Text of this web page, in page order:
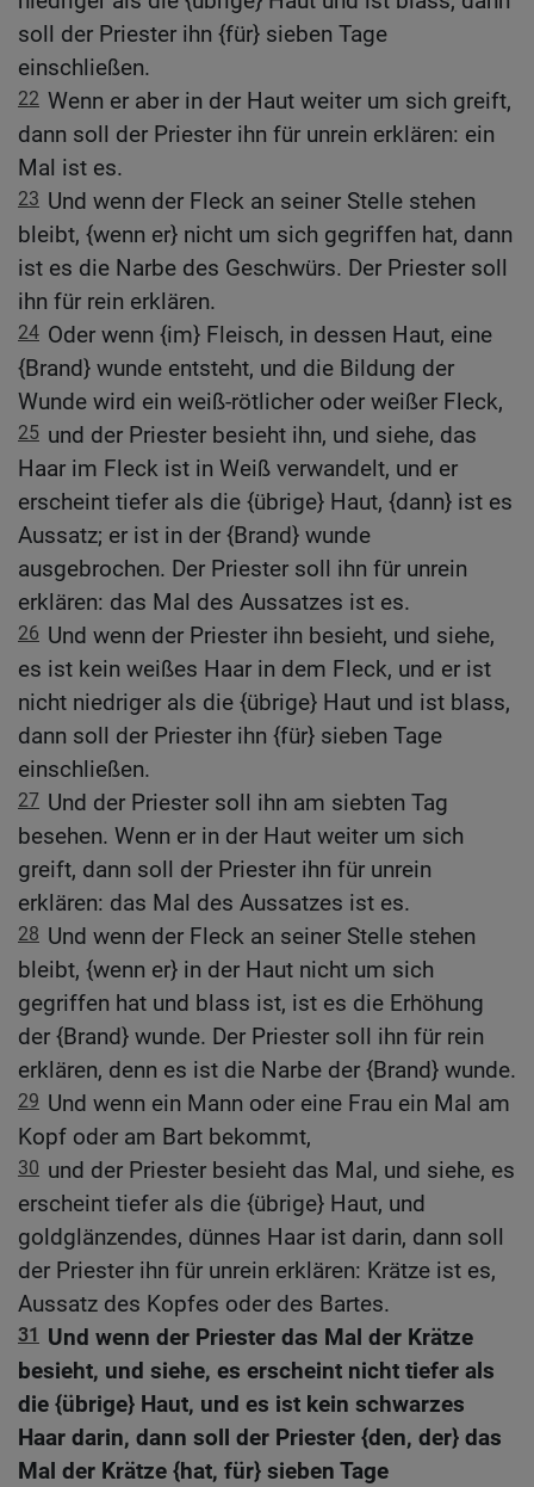
soll der Priester ihn {für} sieben Tage
einschließen.
22 Wenn er aber in der Haut weiter um sich greift,
dann soll der Priester ihn für unrein erklären: ein
Mal ist es.
23 Und wenn der Fleck an seiner Stelle stehen
bleibt, {wenn er} nicht um sich gegriffen hat, dann
ist es die Narbe des Geschwürs. Der Priester soll
ihn für rein erklären.
24 Oder wenn {im} Fleisch, in dessen Haut, eine
{Brand} wunde entsteht, und die Bildung der
Wunde wird ein weiß-rötlicher oder weißer Fleck,
25 und der Priester besieht ihn, und siehe, das
Haar im Fleck ist in Weiß verwandelt, und er
erscheint tiefer als die {übrige} Haut, {dann} ist es
Aussatz; er ist in der {Brand} wunde
ausgebrochen. Der Priester soll ihn für unrein
erklären: das Mal des Aussatzes ist es.
26 Und wenn der Priester ihn besieht, und siehe,
es ist kein weißes Haar in dem Fleck, und er ist
nicht niedriger als die {übrige} Haut und ist blass,
dann soll der Priester ihn {für} sieben Tage
einschließen.
27 Und der Priester soll ihn am siebten Tag
besehen. Wenn er in der Haut weiter um sich
greift, dann soll der Priester ihn für unrein
erklären: das Mal des Aussatzes ist es.
28 Und wenn der Fleck an seiner Stelle stehen
bleibt, {wenn er} in der Haut nicht um sich
gegriffen hat und blass ist, ist es die Erhöhung
der {Brand} wunde. Der Priester soll ihn für rein
erklären, denn es ist die Narbe der {Brand} wunde.
29 Und wenn ein Mann oder eine Frau ein Mal am
Kopf oder am Bart bekommt,
30 und der Priester besieht das Mal, und siehe, es
erscheint tiefer als die {übrige} Haut, und
goldglänzendes, dünnes Haar ist darin, dann soll
der Priester ihn für unrein erklären: Krätze ist es,
Aussatz des Kopfes oder des Bartes.
31 Und wenn der Priester das Mal der Krätze
besieht, und siehe, es erscheint nicht tiefer als
die {übrige} Haut, und es ist kein schwarzes
Haar darin, dann soll der Priester {den, der} das
Mal der Krätze {hat, für} sieben Tage